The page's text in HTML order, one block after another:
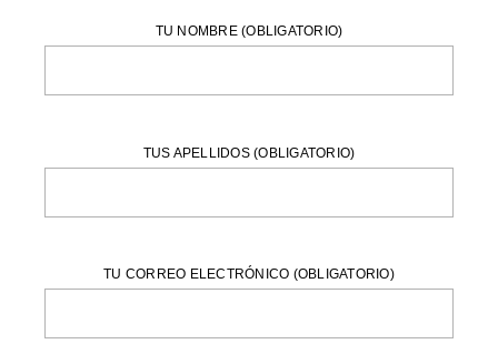
TU NOMBRE (OBLIGATORIO)
TUS APELLIDOS (OBLIGATORIO)
TU CORREO ELECTRÓNICO (OBLIGATORIO)